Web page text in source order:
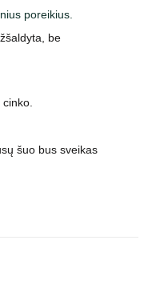
poreikius.
be
šuo bus sveikas